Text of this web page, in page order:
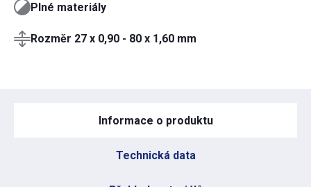
Plné materiály
Rozměr 27 x 0,90 - 80 x 1,60 mm
Informace o produktu
Technická data